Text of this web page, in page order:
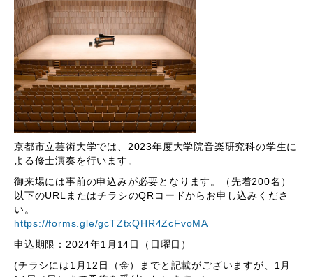
京都市立芸術大学では、2023年度大学院音楽研究科の学生に
よる修士演奏を行います。
御来場には事前の申込みが必要となります。（先着200名）
以下のURLまたはチラシのQRコードからお申し込みくださ
い。
https://forms.gle/gcTZtxQHR4ZcFvoMA
申込期限：2024年1月14日（日曜日）
(チラシには1月12日（金）までと記載がございますが、1月